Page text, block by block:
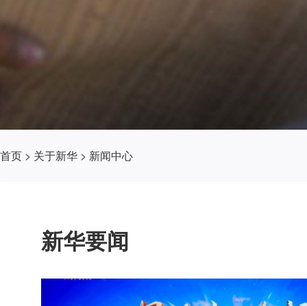
首页 > 关于新华 > 新闻中心
新华要闻